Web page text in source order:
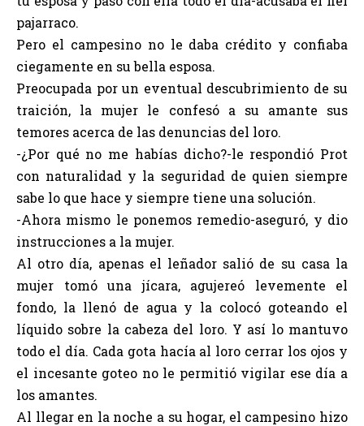
pajarraco.
Pero el campesino no le daba crédito y confiaba
ciegamente en su bella esposa.
Preocupada por un eventual descubrimiento de su
traición, la mujer le confesó a su amante sus
temores acerca de las denuncias del loro.
-¿Por qué no me habías dicho?-le respondió Prot
con naturalidad y la seguridad de quien siempre
sabe lo que hace y siempre tiene una solución.
-Ahora mismo le ponemos remedio-aseguró, y dio
instrucciones a la mujer.
Al otro día, apenas el leñador salió de su casa la
mujer tomó una jícara, agujereó levemente el
fondo, la llenó de agua y la colocó goteando el
líquido sobre la cabeza del loro. Y así lo mantuvo
todo el día. Cada gota hacía al loro cerrar los ojos y
el incesante goteo no le permitió vigilar ese día a
los amantes.
Al llegar en la noche a su hogar, el campesino hizo